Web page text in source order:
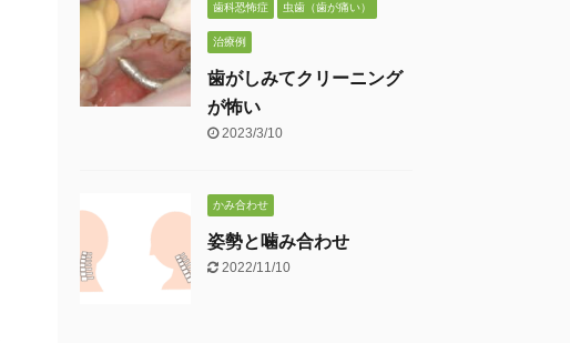
歯科恐怖症 虫歯（歯が痛い）
治療例
歯がしみてクリーニング
が怖い
2023/3/10
かみ合わせ
姿勢と噛み合わせ
2022/11/10